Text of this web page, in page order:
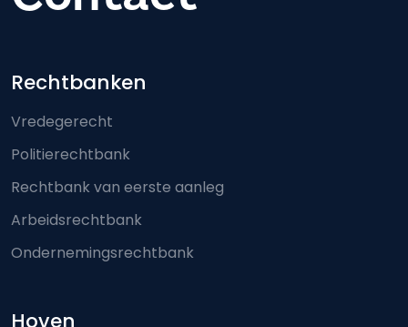
Footer-menu
Rechtbanken
Vredegerecht
Politierechtbank
Rechtbank van eerste aanleg
Arbeidsrechtbank
Ondernemingsrechtbank
Hoven